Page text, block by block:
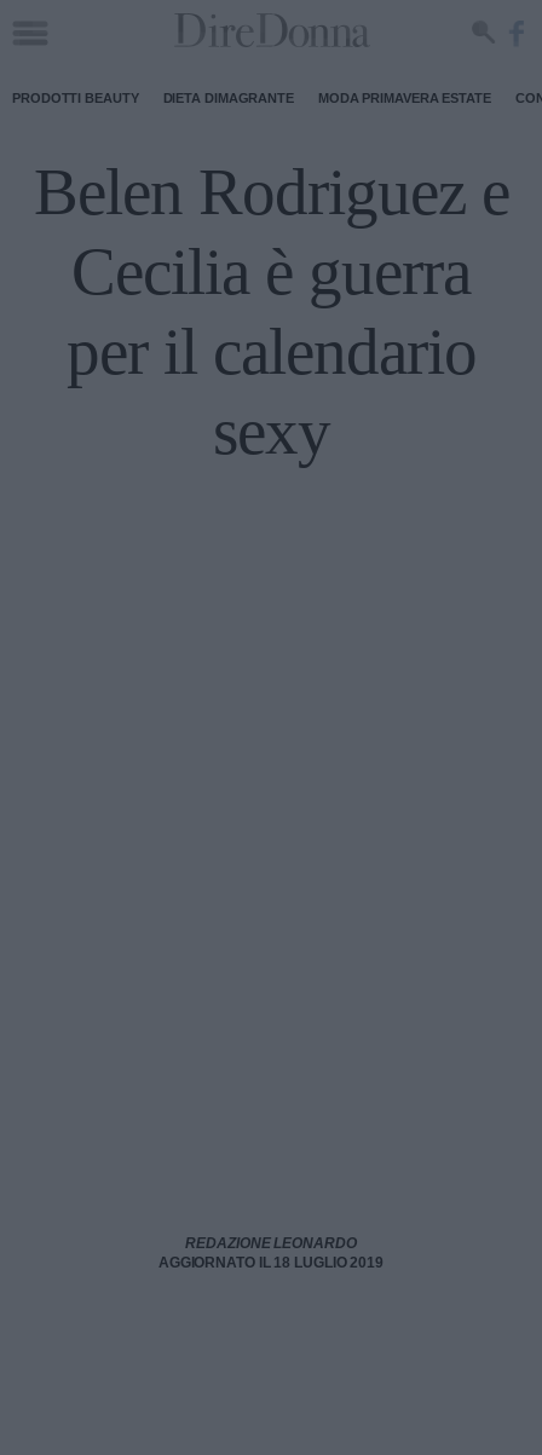
PRODOTTI BEAUTY DIETA DIMAGRANTE MODA PRIMAVERA ESTATE
Belen Rodriguez e
Cecilia è guerra
per il calendario
sexy
REDAZIONE LEONARDO
AGGIORNATO IL 18 LUGLIO 2019